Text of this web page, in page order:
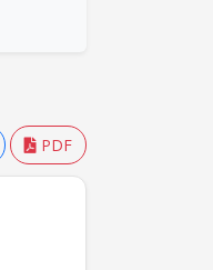
PDF